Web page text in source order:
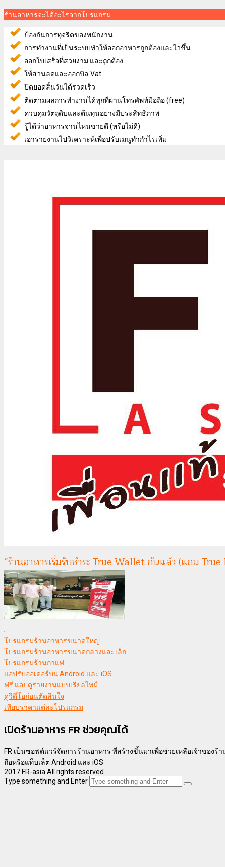
ร้านอาหารจะได้อะไรจากโปรแกรม
ป้องกันการทุจริตของพนักงาน
การทำงานที่เป็นระบบทำให้ออกอาหารถูกต้องและไวขึ้น
ออกใบเสร็จที่สวยงาม และถูกต้อง
ให้ส่วนลดและออกบิล Vat
ปิดยอดสิ้นวันได้รวดเร็ว
ติดตามผลการทำงานได้ทุกที่ผ่านโทรศัพท์มือถือ (free)
ควบคุมวัตถุดิบและต้นทุนอย่างมีประสิทธิภาพ
รู้ได้ว่าอาหารจานไหนขายดี (หรือไม่ดี)
เอารายงานไปวิเคราะห์เพื่อปรับเมนูทำกำไรเพิ่ม
“ร้านอาหารเริ่มรับชำระ True Wallet กันแล้ว (แถม
โปรแกรมร้านอาหารขนาดใหญ่
โปรแกรมร้านอาหารขนาดกลางและเล็ก
โปรแกรมร้านกาแฟ
แอปรับออเดอร์บน Android และ iOS
ฟรี แอปดูรายงานแบบเรียลไทม์
ดูวิดีโอก่อนตัดสินใจ
เทียบราคาแต่ละโปรแกรม
เปิดร้านอาหาร FR ช่วยคุณได้
FR เป็นซอฟต์แวร์จัดการร้านอาหาร ที่สร้างขึ้นมาเพื่อช่วยเหลือเจ้าของ
ถือหรือแท็บเล็ต Android และ iOS
2017 FR-asia All rights reserved.
Type something and Enter